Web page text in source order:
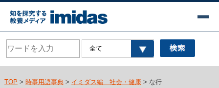
TOP > 時事用語事典> イミダス編 社会・健康> な行